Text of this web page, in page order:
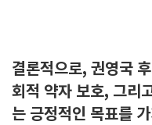
결론적으로, 권영국
회적 약자 보호, 그리
는 긍정적인 목표를